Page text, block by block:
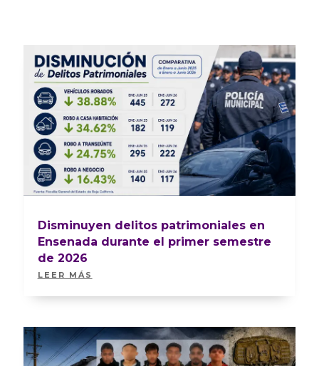
Disminuyen delitos patrimoniales en
Ensenada durante el primer semestre
de 2026
LEER MÁS